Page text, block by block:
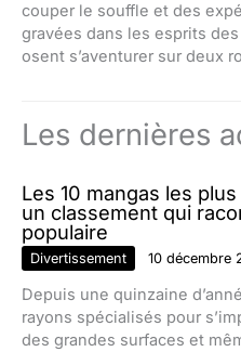
couper le souffle et des
gravées dans les esprits
osent s’aventurer sur deux
Les dernières
Les 10 mangas les
un classement qui
populaire
Divertissement 10 décembre
Depuis une quinzaine
rayons spécialisés pour
des grandes surfaces et